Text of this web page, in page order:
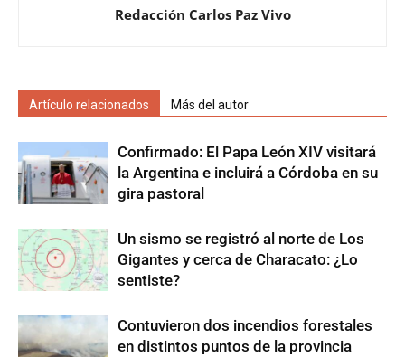
Redacción Carlos Paz Vivo
Artículo relacionados Más del autor
Confirmado: El Papa León XIV visitará
la Argentina e incluirá a Córdoba en su
gira pastoral
Un sismo se registró al norte de Los
Gigantes y cerca de Characato: ¿Lo
sentiste?
Contuvieron dos incendios forestales
en distintos puntos de la provincia